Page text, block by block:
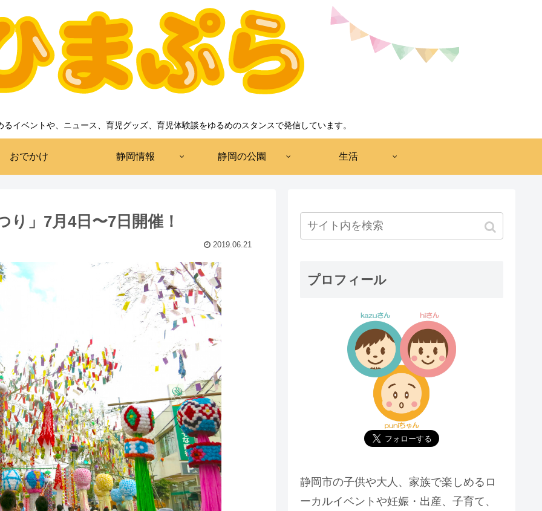
イベントや、ニュース、育児グッズ、育児体験談をゆるめのスタンスで発信しています。
おでかけ 静岡情報 静岡の公園 生活
」7月4日〜7日開催！
2019.06.21
プロフィール
静岡市の子供や大人、家族で楽しめるロ
ーカルイベントや妊娠・出産、子育て、